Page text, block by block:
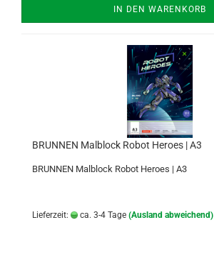
IN DEN WARENKORB
BRUNNEN Malblock Robot Heroes | A3
BRUNNEN Malblock Robot Heroes | A3
Lieferzeit: ca. 3-4 Tage (Ausland abweichend)